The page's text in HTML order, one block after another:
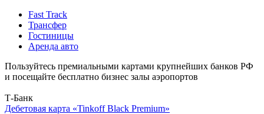
Fast Track
Трансфер
Гостиницы
Аренда авто
Пользуйтесь премиальными картами крупнейших банков РФ
и посещайте бесплатно бизнес залы аэропортов
Т-Банк
Дебетовая карта «Tinkoff Black Premium»